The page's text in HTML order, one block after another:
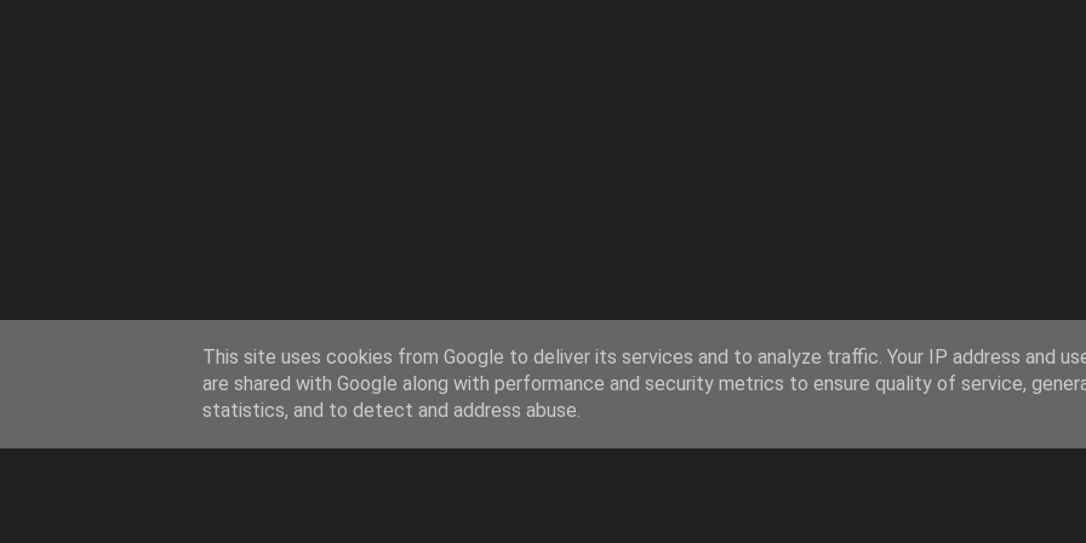
This site uses cookies from Google to deliver its services and to analyze traffic. Your IP address and
are shared with Google along with performance and security metrics to ensure quality of service,
statistics, and to detect and address abuse.